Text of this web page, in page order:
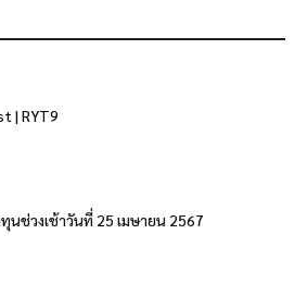
| RYT9
นช่วงเช้าวันที่ 25 เมษายน 2567